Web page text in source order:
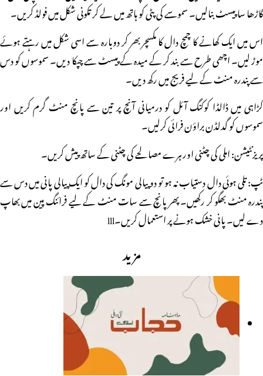
گاڑھا سا پیسٹ بنالیں۔ سموسے کی پٹی کو ہاتھ میں لے کر تکونی شکل میں فولڈ کریں۔
اس میں ایک کھانے کا چمچ دال کا مکسچر بھر کر دوبارہ سے اسی شکل میں رہتے ہوئے
موڑ لیں۔ اچھی طرح سے بند کر کے میدہ کے پیسٹ سے چپکا دیں۔ سموسوں کو دس
سے پندرہ منٹ کے لیے فریج میں رکھ دیں۔
کڑاہی میں ڈالڈا کوکنگ آئل کو درمیانی آنچ پر تین سے پانچ منٹ گرم کریں اور
سموسوں کو گدلڈن براؤن فرائی کرلیں۔
پریزنٹیشن: املی کی چٹنی اور ہرے مصالحے کی چٹنی کے ساتھ پیش کریں۔
ٹپ: تلی ہوئی دال دستیاب نہ ہو تو دو پیالی مونگ کی دال کو ایک پیالی پانی میں دس سے
پندرہ منٹ بھگو کر رکھیں۔ پھر پانچ سے سات منٹ کے لیے فرائنگ پین میں بھاپ
دے لیں۔ پانی خشک ہونے پر استعمال کریں۔lll
مزید